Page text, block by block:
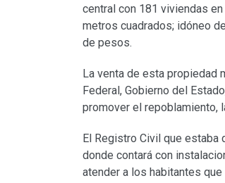
central con 181 viviendas
metros cuadrados; idóneo
de pesos.
La venta de esta propiedad
Federal, Gobierno del
promover el repoblamiento,
El Registro Civil que
donde contará con
atender a los habitantes